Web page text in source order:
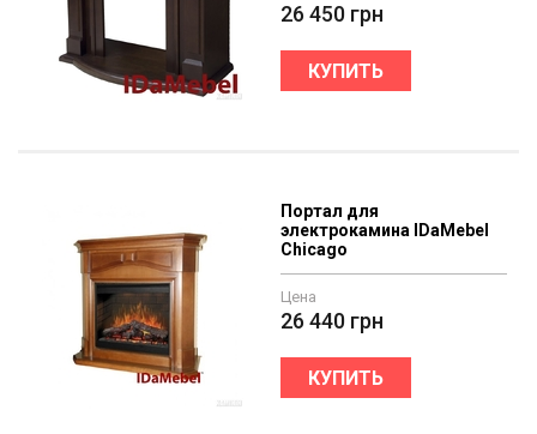
26 450 грн
КУПИТЬ
Портал для
электрокамина IDaMebel
Chicago
Цена
26 440 грн
КУПИТЬ